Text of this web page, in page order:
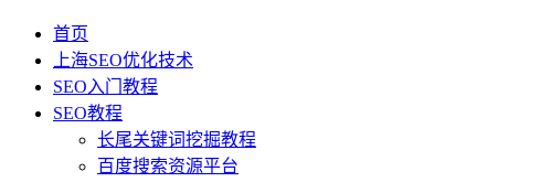
首页
上海SEO优化技术
SEO入门教程
SEO教程
长尾关键词挖掘教程
百度搜索资源平台